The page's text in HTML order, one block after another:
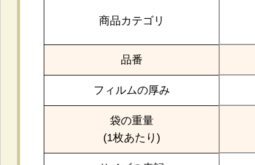
商品カテゴリ
品番
フィルムの厚み
袋の重量
(1枚あたり)